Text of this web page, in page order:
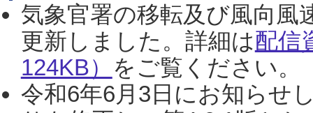
気象官署の移転及び風向風
更新しました。詳細は配信
124KB） をご覧ください。
令和6年6月3日にお知らせ